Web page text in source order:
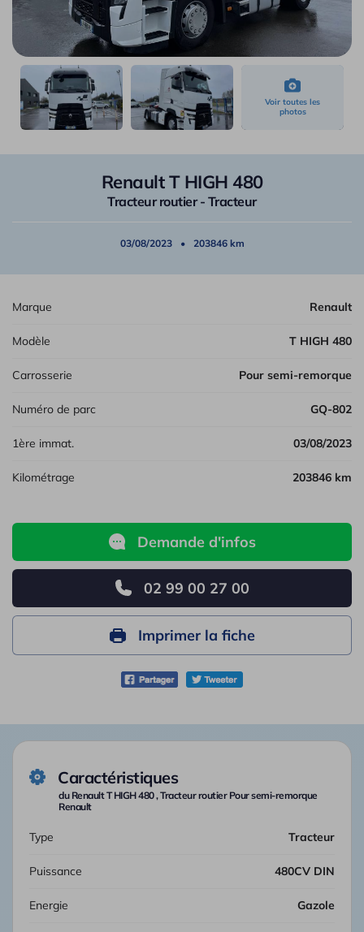
Renault T HIGH 480
Tracteur routier - Tracteur
03/08/2023 203846 km
Marque Renault
Modèle T HIGH 480
Carrosserie Pour semi-remorque
Numéro de parc GQ-802
1ère immat. 03/08/2023
Kilométrage 203846 km
Demande d'infos
02 99 00 27 00
Imprimer la fiche
Caractéristiques
du Renault T HIGH 480 , Tracteur routier Pour semi-remorque
Renault
Type Tracteur
Puissance 480CV DIN
Energie Gazole